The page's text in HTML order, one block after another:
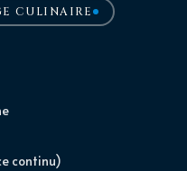
CULINAIRE
continu)